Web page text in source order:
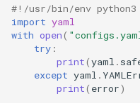
#!/usr/bin/env python3
import yaml
with open(
try :
print(yaml .
except yaml .
print( error)